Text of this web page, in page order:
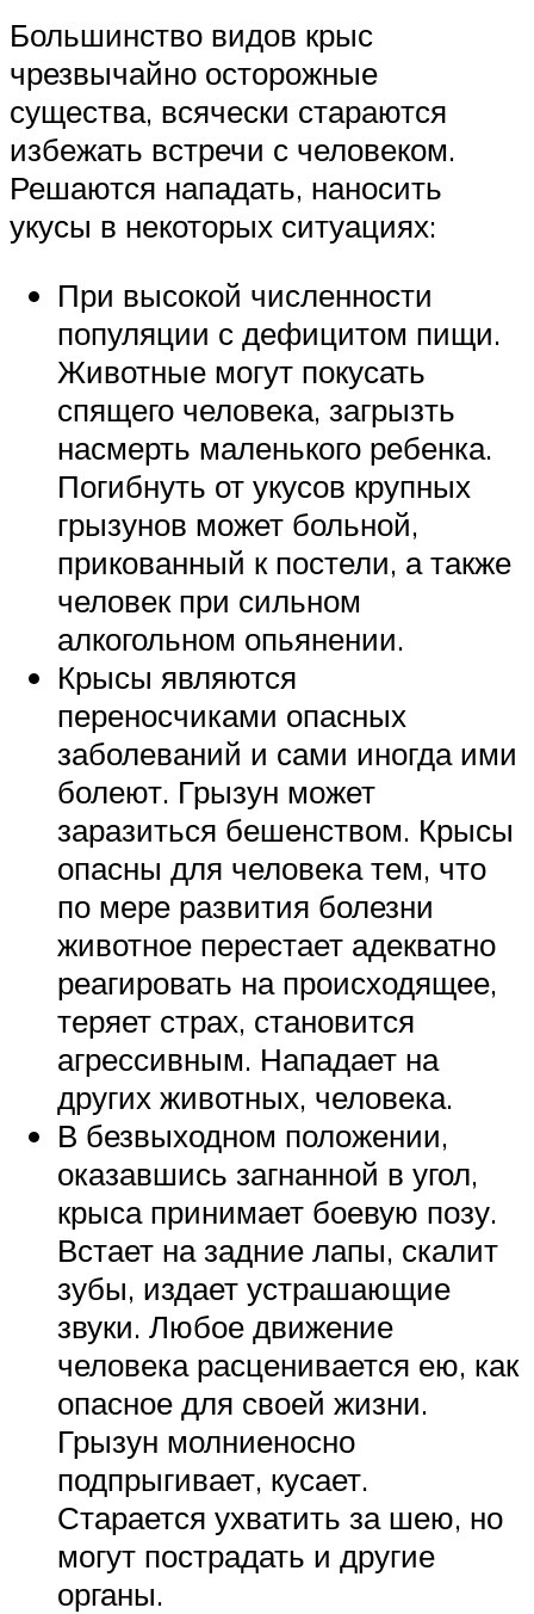
Большинство видов крыс
чрезвычайно осторожные
существа, всячески стараются
избежать встречи с человеком.
Решаются нападать, наносить
укусы в некоторых ситуациях:
При высокой численности
популяции с дефицитом пищи.
Животные могут покусать
спящего человека, загрызть
насмерть маленького ребенка.
Погибнуть от укусов крупных
грызунов может больной,
прикованный к постели, а также
человек при сильном
алкогольном опьянении.
Крысы являются
переносчиками опасных
заболеваний и сами иногда ими
болеют. Грызун может
заразиться бешенством. Крысы
опасны для человека тем, что
по мере развития болезни
животное перестает адекватно
реагировать на происходящее,
теряет страх, становится
агрессивным. Нападает на
других животных, человека.
В безвыходном положении,
оказавшись загнанной в угол,
крыса принимает боевую позу.
Встает на задние лапы, скалит
зубы, издает устрашающие
звуки. Любое движение
человека расценивается ею, как
опасное для своей жизни.
Грызун молниеносно
подпрыгивает, кусает.
Старается ухватить за шею, но
могут пострадать и другие
органы.